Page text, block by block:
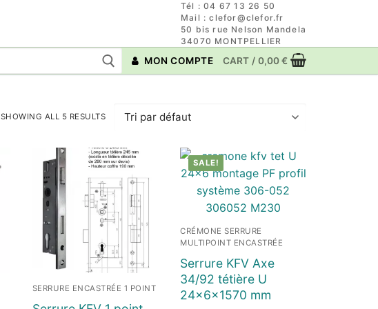
Tél : 04 67 13 26 50
Mail : clefor@clefor.fr
50 bis rue Nelson Mandela
34070 MONTPELLIER
MON COMPTE CART / 0,00€
SHOWING ALL 5 RESULTS
SERRURE ENCASTRÉE 1 POINT
SALE!
CRÉMONE SERRURE
MULTIPOINT ENCASTRÉE
Serrure KFV Axe
34/92 tétière U
24x6x1570 mm